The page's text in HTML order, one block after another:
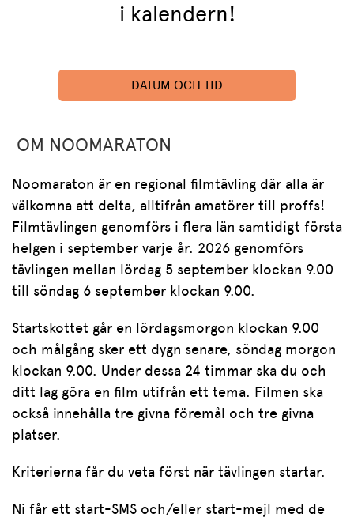
i kalendern!
DATUM OCH TID
OM NOOMARATON
Noomaraton är en regional filmtävling där alla är
välkomna att delta, alltifrån amatörer till proffs!
Filmtävlingen genomförs i flera län samtidigt första
helgen i september varje år. 2026 genomförs
tävlingen mellan lördag 5 september klockan 9.00
till söndag 6 september klockan 9.00.
Startskottet går en lördagsmorgon klockan 9.00
och målgång sker ett dygn senare, söndag morgon
klockan 9.00. Under dessa 24 timmar ska du och
ditt lag göra en film utifrån ett tema. Filmen ska
också innehålla tre givna föremål och tre givna
platser.
Kriterierna får du veta först när tävlingen startar.
Ni får ett start-SMS och/eller start-mejl med de